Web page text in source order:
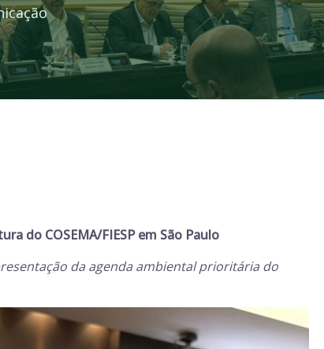
do COSEMA/FIESP em São Paulo
da agenda ambiental prioritária do